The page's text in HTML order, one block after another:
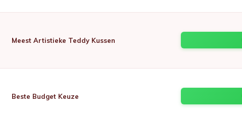
Meest Artistieke Teddy Kussen
Beste Budget Keuze